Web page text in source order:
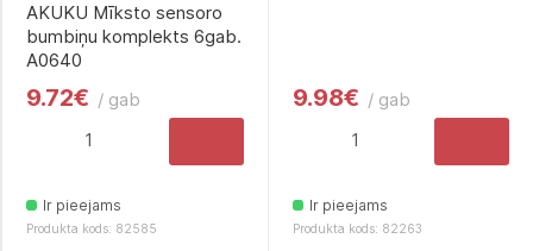
AKUKU Mīksto sensoro
bumbiņu komplekts 6gab.
A0640
9.72€ / gab
Ir pieejams
Produkta kods: 82585
9.98€ / gab
Ir pieejams
Produkta kods: 82263